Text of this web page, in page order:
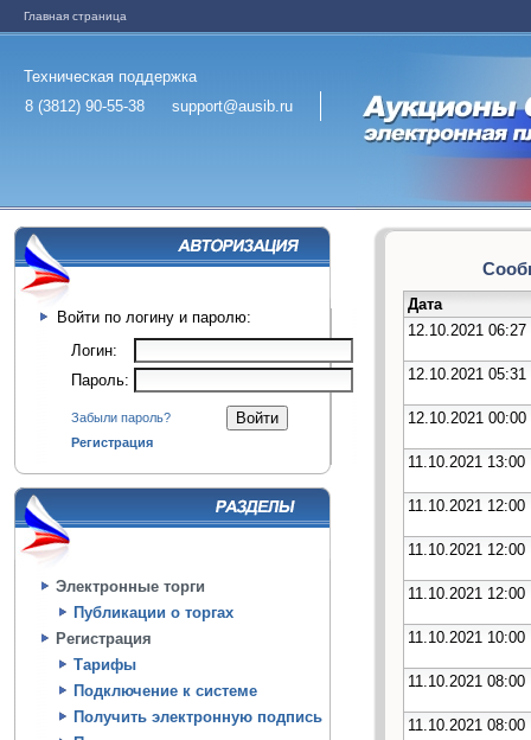
Главная страница
Техническая поддержка
8 (3812) 90-55-38
support@ausib.ru
Войти по логину и паролю:
Логин:
Пароль:
Забыли пароль?
Регистрация
Электронные торги
Публикации о торгах
Регистрация
Тарифы
Подключение к системе
Получить электронную подпись
Дата
12.10.2021 06:27
12.10.2021 05:31
12.10.2021 00:00
11.10.2021 13:00
11.10.2021 12:00
11.10.2021 12:00
11.10.2021 12:00
11.10.2021 10:00
11.10.2021 08:00
11.10.2021 08:00